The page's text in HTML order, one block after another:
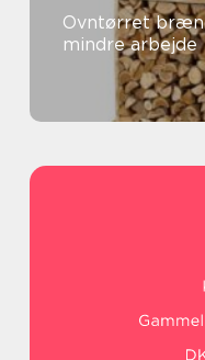
Ovntørret
mindre arbejde